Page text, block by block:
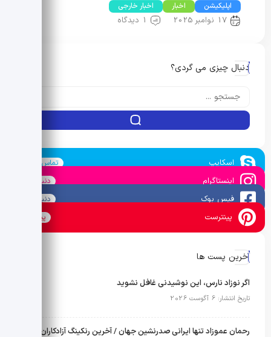
اپلیکیشن اخبار اخبار خارجی
17 نوامبر 2025 1 دیدگاه
دنبال چیزی می گردی؟
اسکایپ تماس بگیرید
اینستاگرام دنبال کنید
فیس بوک دنبال کنید
پینترست پین کنید
آخرین پست ها
اگر نوزاد نارس، این نوشیدنی غافل نشوید
تاریخ انتشار: 6 آگوست 2026